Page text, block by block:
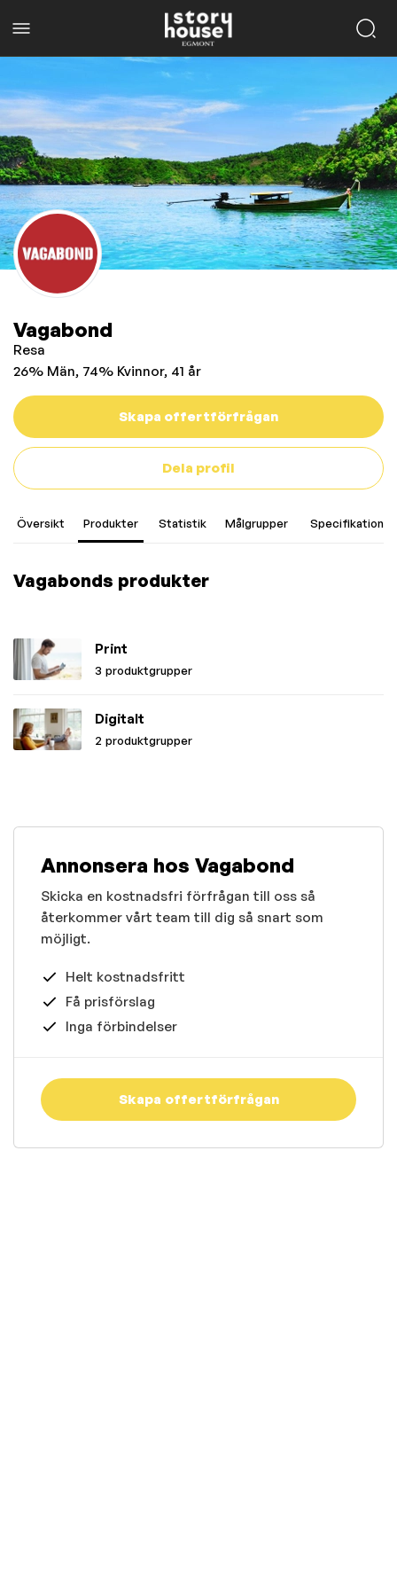
Vagabond
Resa
26% Män, 74% Kvinnor, 41 år
Skapa offertförfrågan
Dela profil
Översikt Produkter Statistik Målgrupper Specifikationer
Vagabonds produkter
Print
3 produktgrupper
Digitalt
2 produktgrupper
Annonsera hos Vagabond
Skicka en kostnadsfri förfrågan till oss så
återkommer vårt team till dig så snart som
möjligt.
Helt kostnadsfritt
Få prisförslag
Inga förbindelser
Skapa offertförfrågan